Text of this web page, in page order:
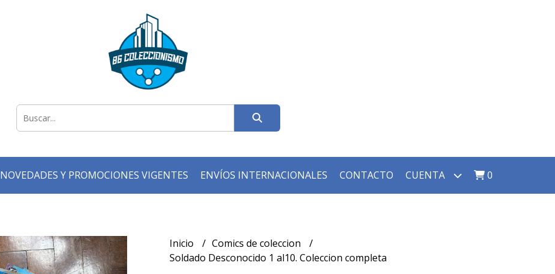
NOVEDADES Y PROMOCIONES VIGENTES ENVÍOS INTERNACIONALES CONTACTO CUENTA 0
Inicio
Comics de coleccion
Soldado Desconocido 1 al10. Coleccion completa